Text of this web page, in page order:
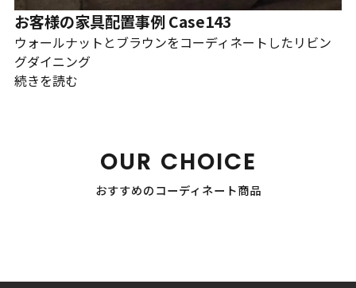
お客様の家具配置事例 Case143
ウォールナットとブラウンをコーディネートしたリビン
グダイニング
続きを読む
OUR CHOICE
おすすめのコーディネート商品